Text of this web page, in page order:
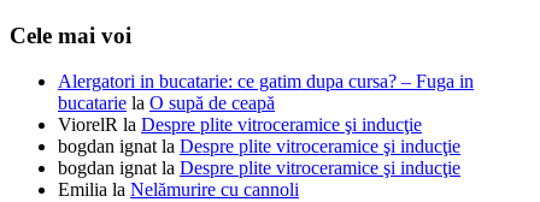
Cele mai voi
Alergatori in bucatarie: ce gatim dupa cursa? – Fuga in
bucatarie la O supă de ceapă
ViorelR la Despre plite vitroceramice şi inducţie
bogdan ignat la Despre plite vitroceramice şi inducţie
bogdan ignat la Despre plite vitroceramice şi inducţie
Emilia la Nelămurire cu cannoli